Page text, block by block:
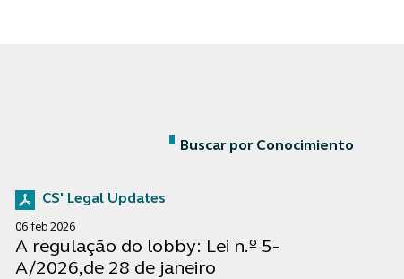
Buscar por Conocimiento
CS' Legal Updates
06 feb 2026
A regulação do lobby: Lei n.º 5-
A/2026,de 28 de janeiro